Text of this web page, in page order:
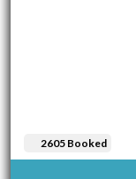
2605 Booked